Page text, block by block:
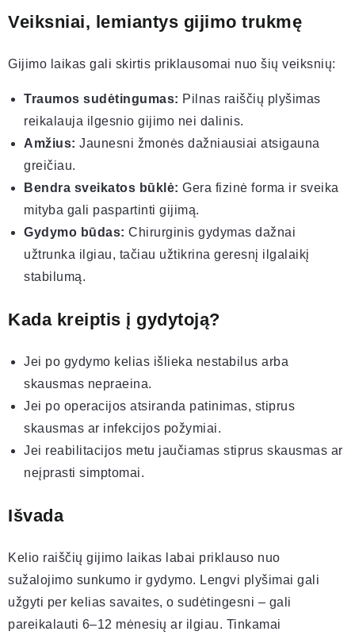
Veiksniai, lemiantys gijimo trukmę
Gijimo laikas gali skirtis priklausomai nuo šių veiksnių:
Traumos sudėtingumas: Pilnas raiščių plyšimas
reikalauja ilgesnio gijimo nei dalinis.
Amžius: Jaunesni žmonės dažniausiai atsigauna
greičiau.
Bendra sveikatos būklė: Gera fizinė forma ir sveika
mityba gali paspartinti gijimą.
Gydymo būdas: Chirurginis gydymas dažnai
užtrunka ilgiau, tačiau užtikrina geresnį ilgalaikį
stabilumą.
Kada kreiptis į gydytoją?
Jei po gydymo kelias išlieka nestabilus arba
skausmas nepraeina.
Jei po operacijos atsiranda patinimas, stiprus
skausmas ar infekcijos požymiai.
Jei reabilitacijos metu jaučiamas stiprus skausmas ar
neįprasti simptomai.
Išvada
Kelio raiščių gijimo laikas labai priklauso nuo
sužalojimo sunkumo ir gydymo. Lengvi plyšimai gali
užgyti per kelias savaites, o sudėtingesni – gali
pareikalauti 6–12 mėnesių ar ilgiau. Tinkamai